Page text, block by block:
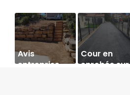
Avis
entreprise
Cour en
enrobés sur